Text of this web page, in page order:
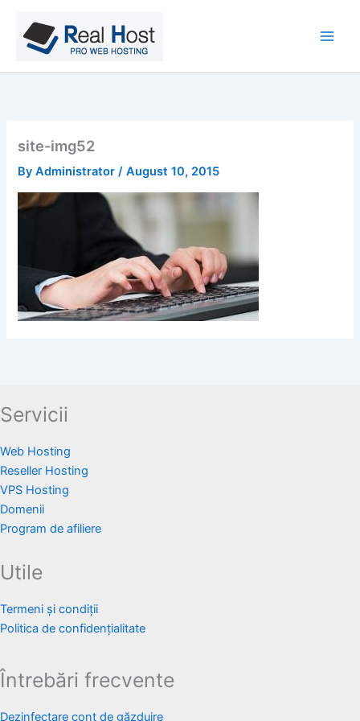
content
site-img52
ByAdministrator/August 10, 2015
Servicii
Web Hosting
Reseller Hosting
VPS Hosting
Domenii
Program de afiliere
Utile
Termeni și condiții
Politica de confidențialitate
Întrebări frecvente
Dezinfectare cont de găzduire